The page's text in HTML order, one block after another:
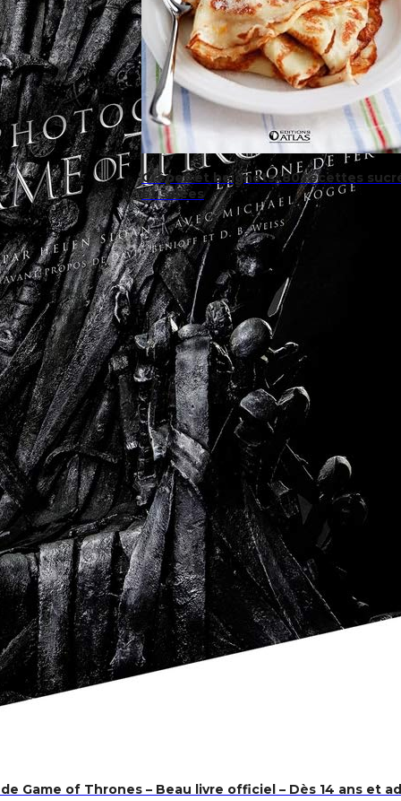
Game of Thrones – Beau livre officiel – Dès 14 ans et
Crêpes et beignets: 80 recettes
et salées